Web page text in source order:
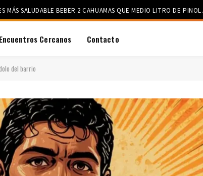
MÁS SALUDABLE BEBER 2 CAHUAMAS QUE MEDIO LITRO DE PINOL.
Encuentros Cercanos Contacto
del barrio